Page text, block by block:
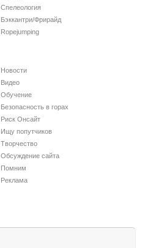
Спелеология
Бэккантри/Фрирайд
Ropejumping
Новости
Видео
Обучение
Безопасность в горах
Риск Онсайт
Ищу попутчиков
Творчество
Обсуждение сайта
Помним
Реклама